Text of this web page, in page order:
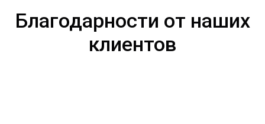
Благодарности от наших
клиентов